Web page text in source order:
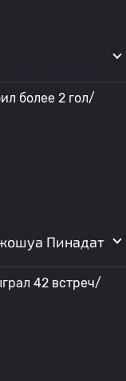
более 2 гол/
Пинадат
42 встреч/